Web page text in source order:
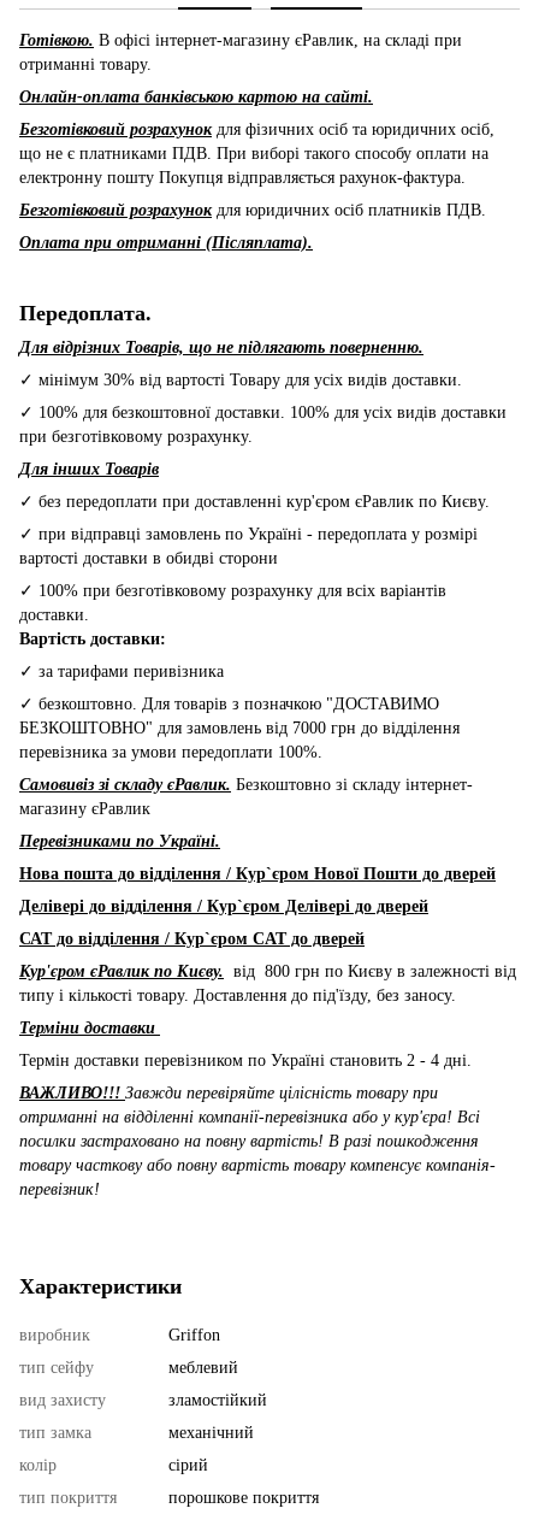
Готівкою. В офісі інтернет-магазину єРавлик, на складі при
отриманні товару.
Онлайн-оплата банківською картою на сайті.
Безготівковий розрахунокдля фізичних осіб та юридичних осіб,
що не є платниками ПДВ. При виборі такого способу оплати на
електронну пошту Покупця відправляється рахунок-фактура.
Безготівковий розрахунокдля юридичних осіб платників ПДВ.
Оплата при отриманні (Післяплата).
Передоплата.
Для відрізних Товарів, що не підлягають поверненню.
✓ мінімум 30% від вартості Товару для усіх видів доставки.
✓ 100% для безкоштовної доставки. 100% для усіх видів доставки
при безготівковому розрахунку.
Для інших Товарів
✓ без передоплати при доставленні кур'єром єРавлик по Києву.
✓ при відправці замовлень по Україні - передоплата у розмірі
вартості доставки в обидві сторони
✓ 100% при безготівковому розрахунку для всіх варіантів
доставки.
Вартість доставки:
✓ за тарифами перивізника
✓ безкоштовно. Для товарів з позначкою "ДОСТАВИМО
БЕЗКОШТОВНО" для замовлень від 7000 грн до відділення
перевізника за умови передоплати 100%.
Самовивіз зі складу єРавлик. Безкоштовно зі складу інтернет-
магазину єРавлик
Перевізниками по Україні.
Нова пошта до відділення / Кур`єром Нової Пошти до дверей
Делівері до відділення / Кур`єром Делівері до дверей
САТ до відділення / Кур`єром CAT до дверей
Кур'єром єРавлик по Києву. від 800 грн по Києву в залежності від
типу і кількості товару. Доставлення до під'їзду, без заносу.
Терміни доставки
Термін доставки перевізником по Україні становить 2 - 4 дні.
ВАЖЛИВО!!! Завжди перевіряйте цілісність товару при
отриманні на відділенні компанії-перевізника або у кур'єра! Всі
посилки застраховано на повну вартість! В разі пошкодження
товару часткову або повну вартість товару компенсує компанія-
перевізник!
Характеристики
виробник
Griffon
тип сейфу
меблевий
вид захисту
зламостійкий
тип замка
механічний
колір
сірий
тип покриття
порошкове покриття